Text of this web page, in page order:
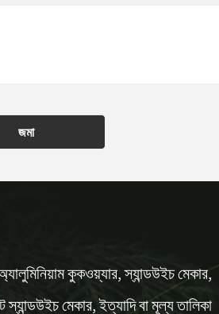
জমা
কুকওয়্যার, স্যান্ডউইচ মেকার,
মেকার, ইত্যাদি বা মূল্য তালিকা